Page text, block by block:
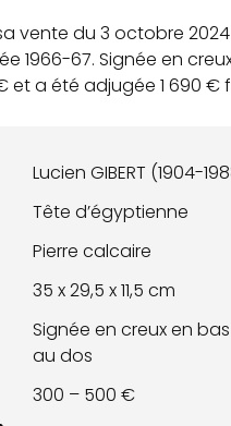
vente du 3 octobre
1966-67. Signée en
a été adjugée 1 690 €
Lucien GIBERT (1904-
Tête d’égyptienne
Pierre calcaire
35 x 29,5 x 11,5 cm
Signée en creux en
au dos
300 – 500 €